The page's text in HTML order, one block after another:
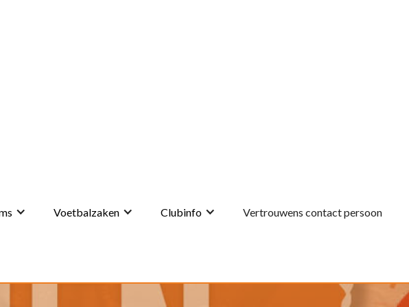
Voetbalzaken Clubinfo Vertrouwens contact persoon